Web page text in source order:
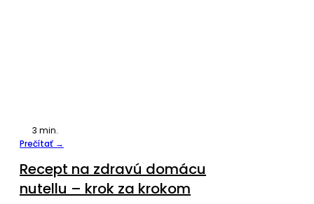
3 min.
Prečítať →
Recept na zdravú domácu
nutellu – krok za krokom